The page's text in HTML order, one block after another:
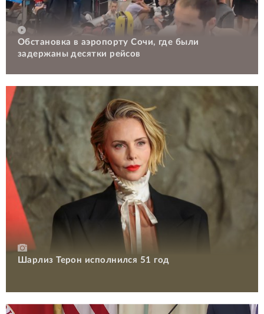
Обстановка в аэропорту Сочи, где были
задержаны десятки рейсов
Шарлиз Терон исполнился 51 год